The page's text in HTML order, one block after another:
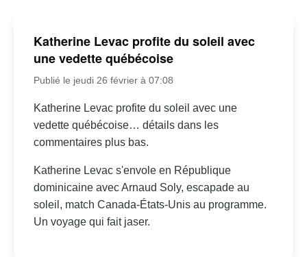
Katherine Levac profite du soleil avec
une vedette québécoise
Publié le jeudi 26 février à 07:08
Katherine Levac profite du soleil avec une
vedette québécoise… détails dans les
commentaires plus bas.
Katherine Levac s'envole en République
dominicaine avec Arnaud Soly, escapade au
soleil, match Canada-États-Unis au programme.
Un voyage qui fait jaser.